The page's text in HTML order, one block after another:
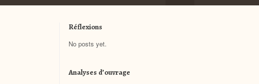
Réflexions
No posts yet.
Analyses d’ouvrage